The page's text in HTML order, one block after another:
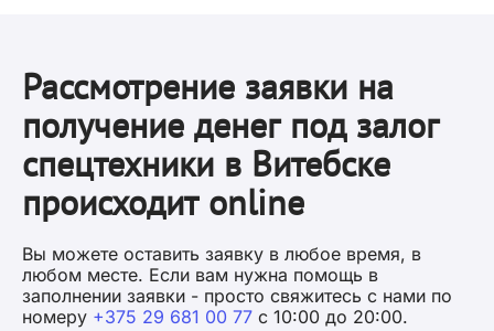
Рассмотрение заявки на
получение денег под залог
спецтехники в Витебске
происходит online
Вы можете оставить заявку в любое время, в
любом месте. Если вам нужна помощь в
заполнении заявки - просто свяжитесь с нами по
номеру +375 29 681 00 77 с 10:00 до 20:00.